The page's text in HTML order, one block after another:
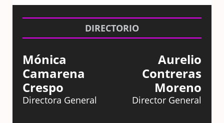
DIRECTORIO
Mónica
Camarena
Crespo
Directora General
Aurelio
Contreras
Moreno
Director General